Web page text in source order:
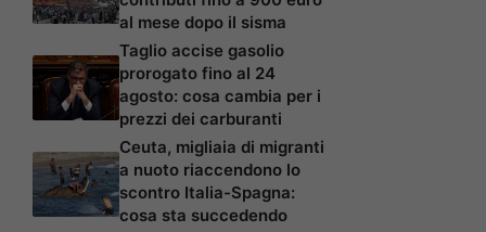
al mese dopo il sisma
Taglio accise gasolio
prorogato fino al 24
agosto: cosa cambia per i
prezzi dei carburanti
Ceuta, migliaia di migranti
a nuoto riaccendono lo
scontro Italia-Spagna:
cosa sta succedendo